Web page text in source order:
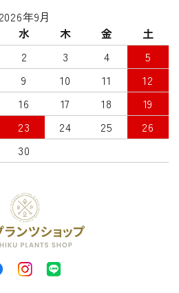
2026年9月
水 木 金
土
2 3 4
5
9 10 11
12
16 17 18
19
23 24 25
26
30